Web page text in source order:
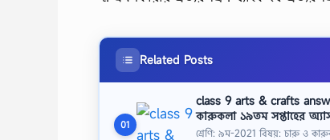
Related Posts
01
class 9 arts & crafts
কারুকলা ১৯তম সপ্তাহের
শ্রেণি: ৯ম-2021 বিষয়: চারু ও